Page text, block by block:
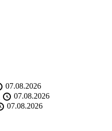
07.08.2026
07.08.2026
07.08.2026